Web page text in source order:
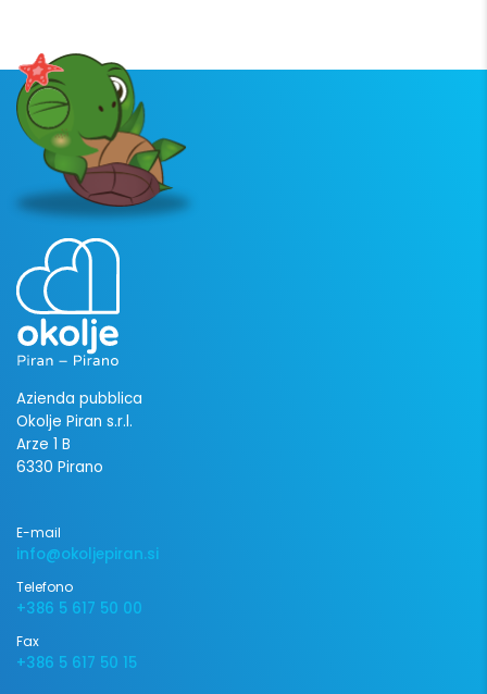
Azienda pubblica
Okolje Piran s.r.l.
Arze 1 B
6330 Pirano
E-mail
info@okoljepiran.si
Telefono
+386 5 617 50 00
Fax
+386 5 617 50 15